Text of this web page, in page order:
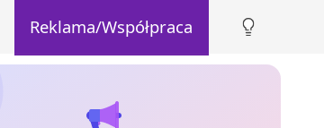
Reklama/Współpraca